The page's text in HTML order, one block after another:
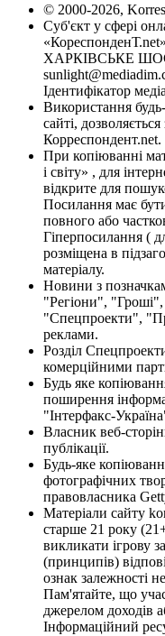
© 2000-2026,
Суб'єкт у сфері
ХАРКІВСЬКЕ
Ідентифікатор
Використання
сайті,
Корреспондент.net.
При копіюванні
і світу» , для
відкрите для
Посилання має
повного або
Гіперпосилання (
розміщена в
матеріалу.
Новини з
"Регіони",
"Спецпроекти",
реклами.
Розділ
комерційними
Будь яке
поширення
"Інтерфакс-
Власник веб-
публікації.
Будь-яке
фотографічних
правовласника
Матеріали сайту
старше 21 року
викликати ігрову
(принципів)
ознак залежності
Пам'ятайте, що
джерелом доходів
Інформаційний